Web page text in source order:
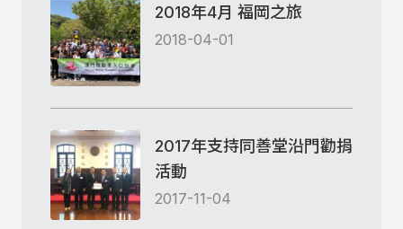
2018年4月 福岡之旅
2018-04-01
2017年支持同善堂沿門勸捐
活動
2017-11-04